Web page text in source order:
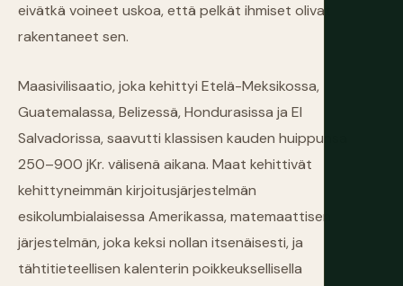
eivätkä voineet uskoa, että pelkät ihmiset olivat
rakentaneet sen.
Maasivilisaatio, joka kehittyi Etelä-Meksikossa,
Guatemalassa, Belizessä, Hondurasissa ja El
Salvadorissa, saavutti klassisen kauden huippunsa
250–900 jKr. välisenä aikana. Maat kehittivät
kehittyneimmän kirjoitusjärjestelmän
esikolumbialaisessa Amerikassa, matemaattisen
järjestelmän, joka keksi nollan itsenäisesti, ja
tähtitieteellisen kalenterin poikkeuksellisella